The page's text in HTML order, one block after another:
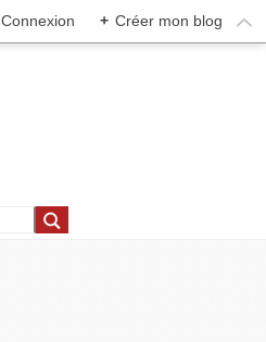
Connexion + Créer mon blog